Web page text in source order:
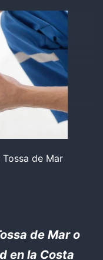
de Mar
de Mar o
en la Costa